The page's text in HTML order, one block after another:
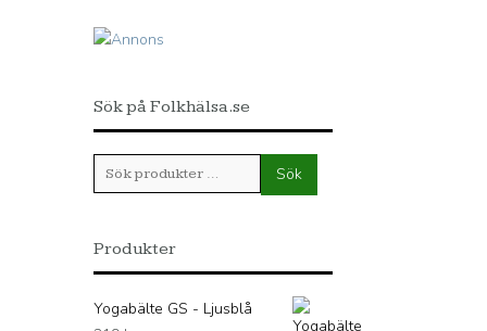
Sök på Folkhälsa.se
Sök
efter:
Sök
Produkter
Yogabälte GS - Ljusblå